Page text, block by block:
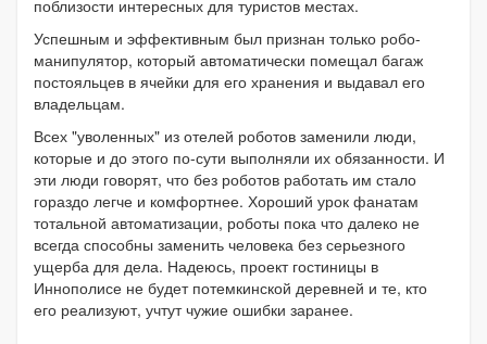
поблизости интересных для туристов местах.
Успешным и эффективным был признан только робо-
манипулятор, который автоматически помещал багаж
постояльцев в ячейки для его хранения и выдавал его
владельцам.
Всех "уволенных" из отелей роботов заменили люди,
которые и до этого по-сути выполняли их обязанности. И
эти люди говорят, что без роботов работать им стало
гораздо легче и комфортнее. Хороший урок фанатам
тотальной автоматизации, роботы пока что далеко не
всегда способны заменить человека без серьезного
ущерба для дела. Надеюсь, проект гостиницы в
Иннополисе не будет потемкинской деревней и те, кто
его реализуют, учтут чужие ошибки заранее.